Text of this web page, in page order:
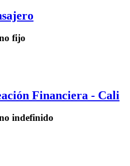
fijo
Financiera - Cali
indefinido